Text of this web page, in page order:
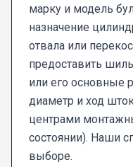
марку и модель
назначение
отвала или
предоставить
или его основные
диаметр и ход
центрами
состоянии). Наши
выборе.